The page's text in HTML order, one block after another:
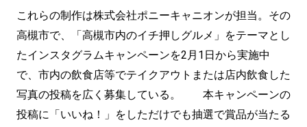
これらの制作は株式会社ポニーキャニオンが担当。その
高槻市で、「高槻市内のイチ押しグルメ」をテーマとし
たインスタグラムキャンペーンを2月1日から実施中
で、市内の飲食店等でテイクアウトまたは店内飲食した
写真の投稿を広く募集している。 本キャンペーンの
投稿に「いいね！」をしただけでも抽選で賞品が当たる